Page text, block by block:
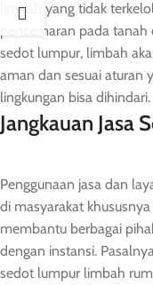
limbah yang tidak
pencemaran pada
sedot lumpur, limbah
aman dan sesuai aturan
lingkungan bisa dihindari.
Jangkauan Jasa
Penggunaan jasa dan
di masyarakat
membantu berbagai
dengan instansi.
sedot lumpur limbah